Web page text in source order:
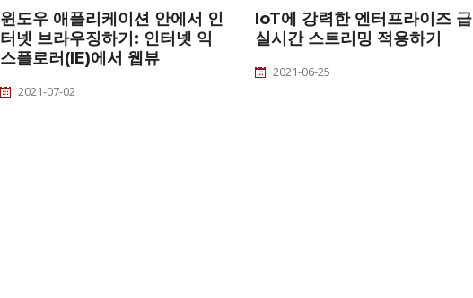
윈도우 애플리케이션 안에서 인
터넷 브라우징하기: 인터넷 익
스플로러(IE)에서 웹뷰
2021-07-02
IoT에 강력한 엔터프라이즈 급
실시간 스트리밍 적용하기
2021-06-25